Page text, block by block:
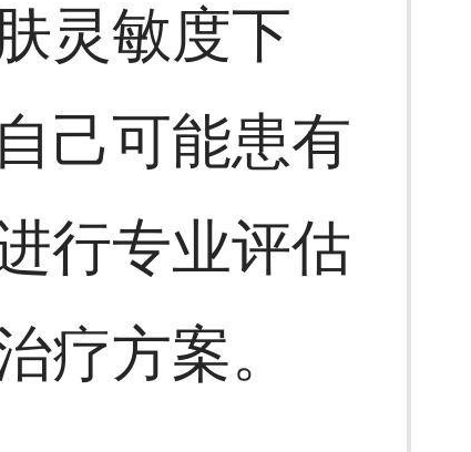
灵敏度下
己可能患有
行专业评估
疗方案。